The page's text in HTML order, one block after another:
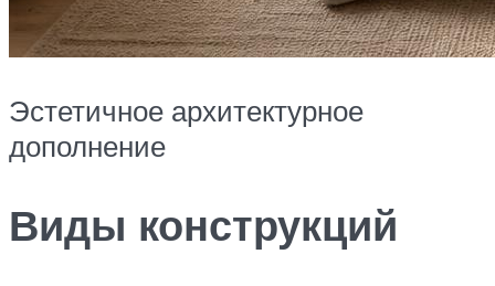
Эстетичное архитектурное
дополнение
Виды конструкций